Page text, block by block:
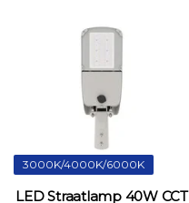
3000K/4000K/6000K
LED Straatlamp 40W CCT